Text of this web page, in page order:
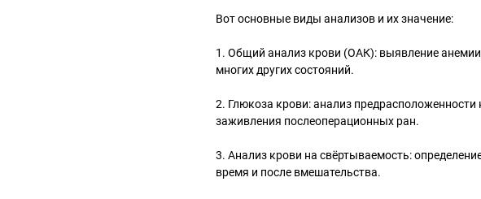
Вот основные виды анализов и их значение:
1. Общий анализ крови (ОАК): выявление
многих других состояний.
2. Глюкоза крови: анализ
заживления послеоперационных ран.
3. Анализ крови на свёртываемость:
время и после вмешательства.